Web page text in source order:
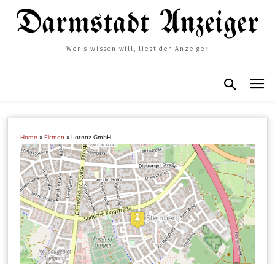
Wer's wissen will, liest den Anzeiger
Home »Firmen »Lorenz GmbH